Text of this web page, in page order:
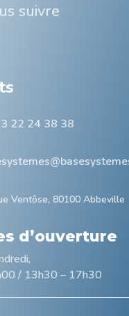
suivre
22 24 38 38
Ventôse, 80100 Abbeville
d’ouverture
/ 13h30 – 17h30